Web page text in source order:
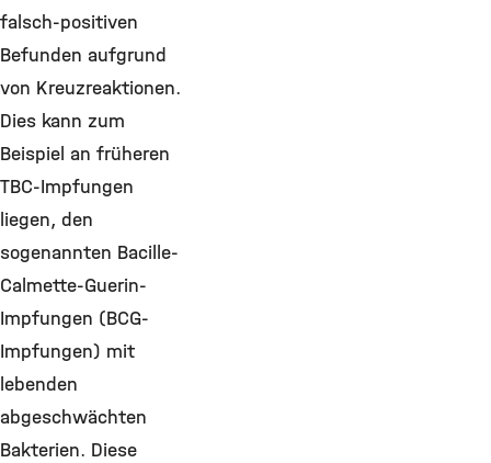
falsch-positiven
Befunden aufgrund
von Kreuzreaktionen.
Dies kann zum
Beispiel an früheren
TBC-Impfungen
liegen, den
sogenannten Bacille-
Calmette-Guerin-
Impfungen (BCG-
Impfungen) mit
lebenden
abgeschwächten
Bakterien. Diese